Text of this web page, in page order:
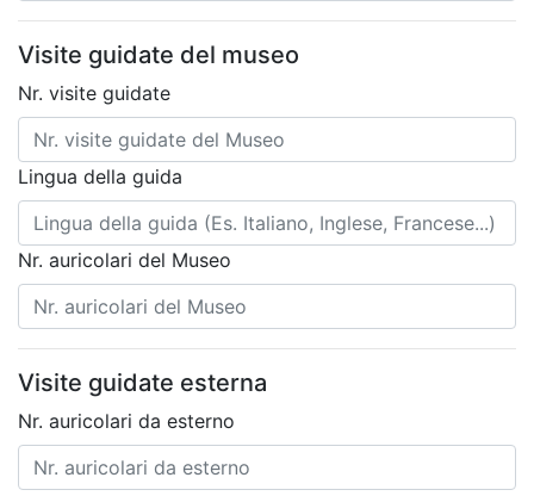
Visite guidate del museo
Nr. visite guidate
Lingua della guida
Nr. auricolari del Museo
Visite guidate esterna
Nr. auricolari da esterno